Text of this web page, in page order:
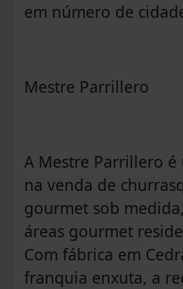
em número de
Mestre Parrillero
A Mestre Parrillero é
na venda de
gourmet sob
áreas gourmet
Com fábrica em
franquia enxuta, a